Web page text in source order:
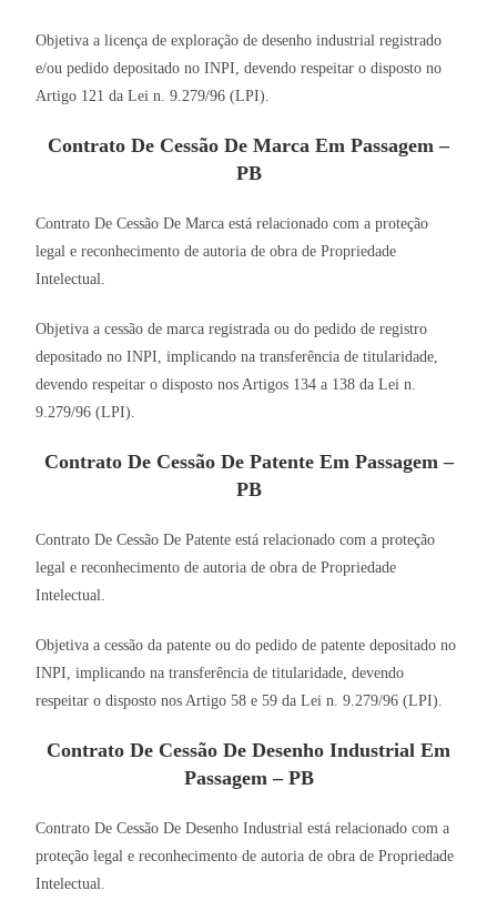
Objetiva a licença de exploração de desenho industrial registrado
e/ou pedido depositado no INPI, devendo respeitar o disposto no
Artigo 121 da Lei n. 9.279/96 (LPI).
Contrato De Cessão De Marca Em Passagem –
PB
Contrato De Cessão De Marca está relacionado com a proteção
legal e reconhecimento de autoria de obra de Propriedade
Intelectual.
Objetiva a cessão de marca registrada ou do pedido de registro
depositado no INPI, implicando na transferência de titularidade,
devendo respeitar o disposto nos Artigos 134 a 138 da Lei n.
9.279/96 (LPI).
Contrato De Cessão De Patente Em Passagem –
PB
Contrato De Cessão De Patente está relacionado com a proteção
legal e reconhecimento de autoria de obra de Propriedade
Intelectual.
Objetiva a cessão da patente ou do pedido de patente depositado no
INPI, implicando na transferência de titularidade, devendo
respeitar o disposto nos Artigo 58 e 59 da Lei n. 9.279/96 (LPI).
Contrato De Cessão De Desenho Industrial Em
Passagem – PB
Contrato De Cessão De Desenho Industrial está relacionado com a
proteção legal e reconhecimento de autoria de obra de Propriedade
Intelectual.